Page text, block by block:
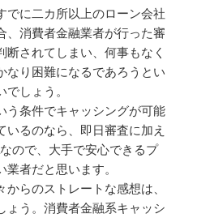
でに二カ所以上のローン会社
、消費者金融業者が行った審
されてしまい、何事もなく
なり困難になるであろうとい
しょう。
う条件でキャッシングが可能
るのなら、即日審査に加え
ので、大手で安心できるプ
者だと思います。
らのストレートな感想は、
ょう。消費者金融系キャッシ